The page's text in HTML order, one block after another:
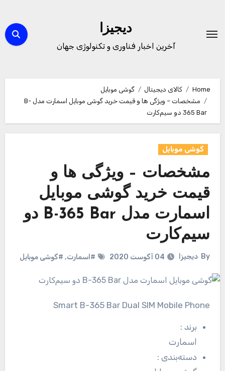
content
دیجیزا
آخرین اخبار فناوری و تکنولوژی جهان
Home کالای دیجیتال
گوشی موبایل
مشخصات – ویژگی ها و قیمت خرید گوشی موبایل اسمارت مدل B-
365 Bar دو سیم‌کارت
گوشی موبایل
مشخصات – ویژگی ها و
قیمت خرید گوشی موبایل
اسمارت مدل B-365 Bar دو
سیم‌کارت
By دیجیزا 04 آگوست 2020 #اسمارت, #گوشی موبایل
Smart B-365 Bar Dual SIM Mobile Phone
برند:
اسمارت
دسته‌بندی: